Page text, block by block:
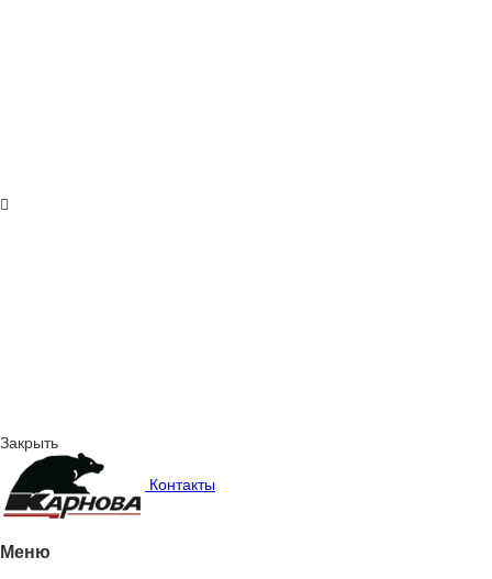
Закрыть
Контакты
Меню